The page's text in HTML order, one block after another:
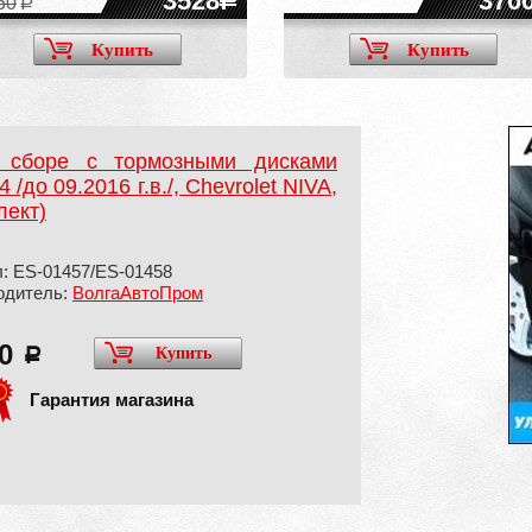
Купить Купить
с тормозными дисками
до 09.2016 г.в./, Chevrolet NIVA,
ES-01457/ES-01458
ВолгаАвтоПром
a Купить
Гарантия магазина